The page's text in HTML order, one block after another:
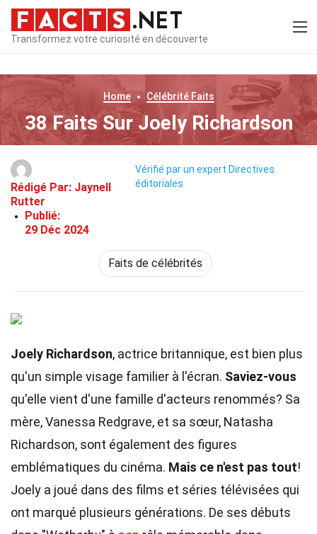
Transformez votre curiosité en découverte
Home CélébritéFaits
38 Faits Sur Joely Richardson
Rédigé Par: Jaynell
Rutter
Publié:
29 Déc 2024
Vérifié par un expert Directives
éditoriales
Faits de célébrités
Joely Richardson, actrice britannique, est bien plus
qu'un simple visage familier à l'écran. Saviez-vous
qu'elle vient d'une famille d'acteurs renommés? Sa
mère, Vanessa Redgrave, et sa sœur, Natasha
Richardson, sont également des figures
emblématiques du cinéma. Mais ce n'est pas tout!
Joely a joué dans des films et séries télévisées qui
ont marqué plusieurs générations. De ses débuts